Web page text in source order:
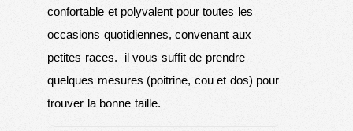
confortable et polyvalent pour toutes les
occasions quotidiennes, convenant aux
petites races. il vous suffit de prendre
quelques mesures (poitrine, cou et dos) pour
trouver la bonne taille.